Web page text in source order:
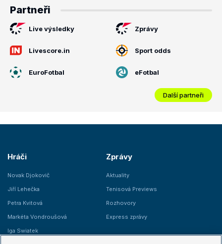
Partneři
Live výsledky Zprávy
Livescore.in Sport odds
EuroFotbal eFotbal
Další partneři
Hráči
Novak Djokovič
Jiří Lehečka
Petra Kvitová
Markéta Vondroušová
Iga Swiatek
Zprávy
Aktuality
Tenisová Previews
Rozhovory
Express zprávy